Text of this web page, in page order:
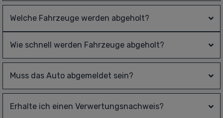
Welche Fahrzeuge werden abgeholt?
Wie schnell werden Fahrzeuge abgeholt?
Muss das Auto abgemeldet sein?
Erhalte ich einen Verwertungsnachweis?